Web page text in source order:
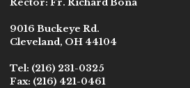
9016 Buckeye Rd.
Cleveland, OH 44104
Tel: (216) 231-0325
Fax: (216) 421-0461